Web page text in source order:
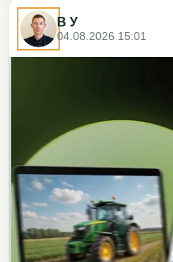
В У
04.08.2026 15:01